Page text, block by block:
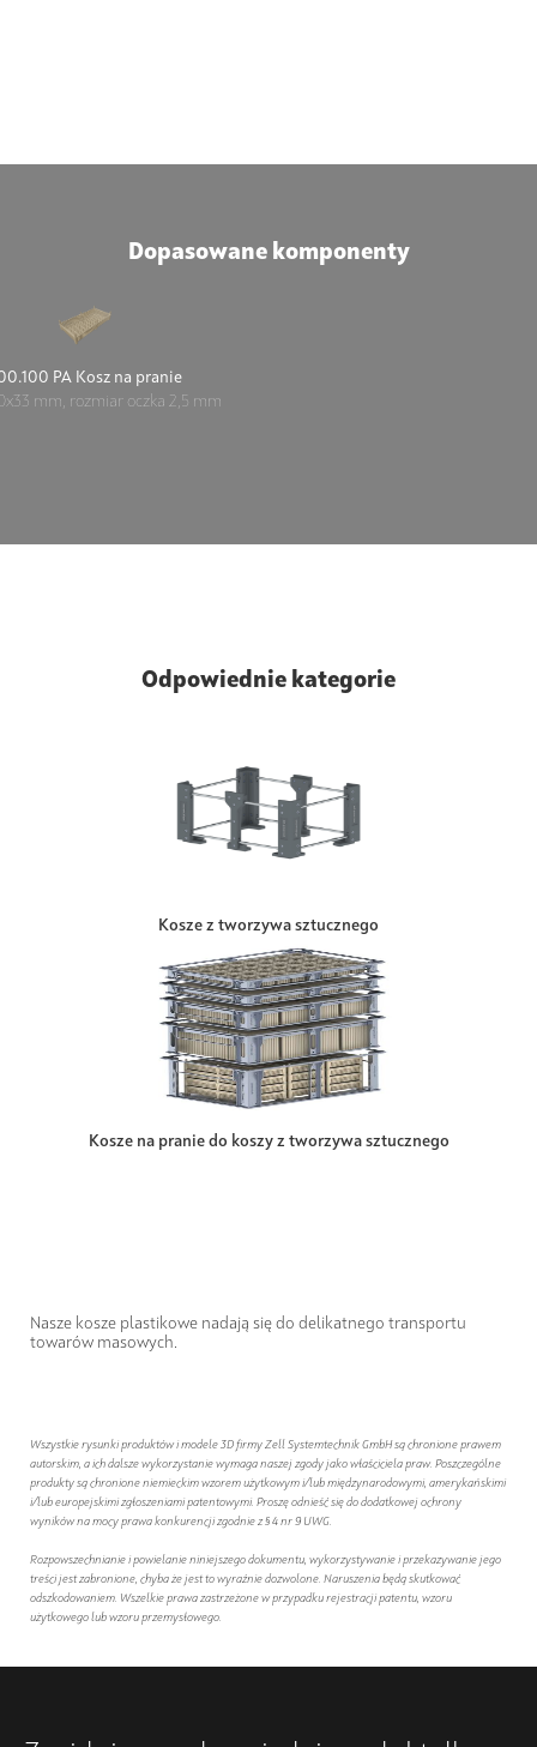
Dopasowane komponenty
PA Kosz na pranie
mm, rozmiar oczka 2,5 mm
Odpowiednie kategorie
Kosze z tworzywa sztucznego
Kosze na pranie do koszy z tworzywa sztucznego
Nasze kosze plastikowe nadają się do delikatnego transportu
towarów masowych.
Wszystkie rysunki produktów i modele 3D firmy Zell Systemtechnik GmbH są chronione prawem
autorskim, a ich dalsze wykorzystanie wymaga naszej zgody jako właściciela praw. Poszczególne
produkty są chronione niemieckim wzorem użytkowym i/lub międzynarodowymi, amerykańskimi
i/lub europejskimi zgłoszeniami patentowymi. Proszę odnieść się do dodatkowej ochrony
wyników na mocy prawa konkurencji zgodnie z § 4 nr 9 UWG.
Rozpowszechnianie i powielanie niniejszego dokumentu, wykorzystywanie i przekazywanie jego
treści jest zabronione, chyba że jest to wyraźnie dozwolone. Naruszenia będą skutkować
odszkodowaniem. Wszelkie prawa zastrzeżone w przypadku rejestracji patentu, wzoru
użytkowego lub wzoru przemysłowego.